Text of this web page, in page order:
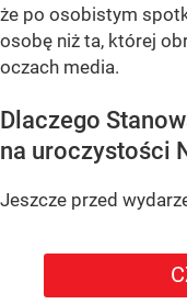
że po osobistym
osobę niż ta, której
oczach media.
Dlaczego
na uroczystości
Jeszcze przed